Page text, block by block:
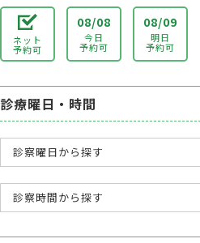
ネット
予約可
08/08
今日
予約可
08/09
明日
予約可
診療曜日・時間
診察曜日から探す
診察時間から探す